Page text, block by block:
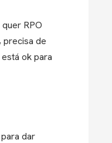
RPO
precisa de
ok para
dar